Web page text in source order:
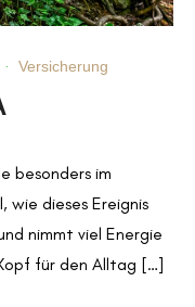
· Versicherung
besonders im
wie dieses Ereignis
nimmt viel Energie
für den Alltag […]